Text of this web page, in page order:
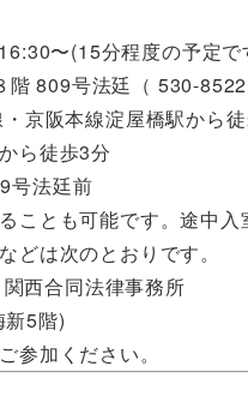
〜(15分程度の予定で
809号法廷（ 530-8522
京阪本線淀屋橋駅から徒
ら徒歩3分
号法廷前
ことも可能です。途中入
どは次のとおりです。
西合同法律事務所
5階)
参加ください。